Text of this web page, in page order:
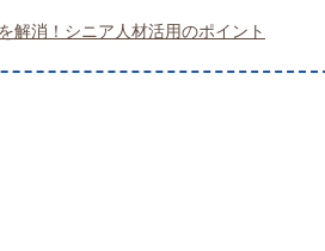
解消！シニア人材活用のポイント